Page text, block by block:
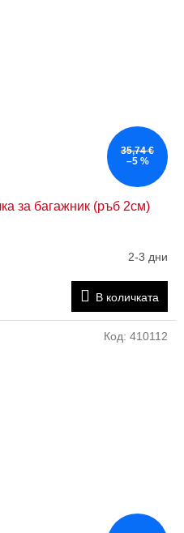
35,74 €
–5 %
за багажник (ръб 2см)
2-3 дни
В количката
Код: 410112